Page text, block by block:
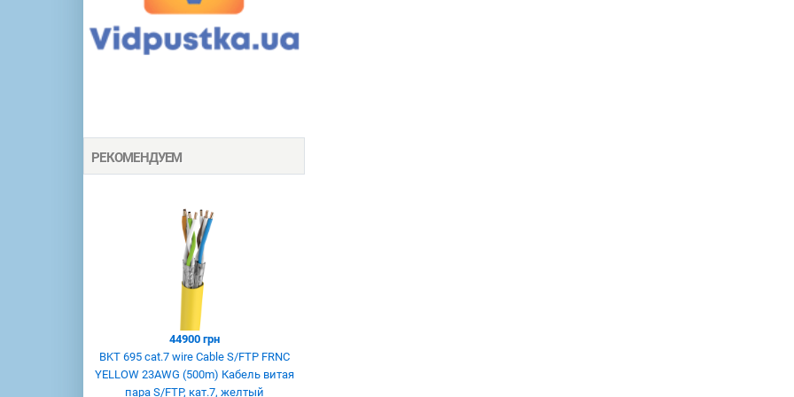
РЕКОМЕНДУЕМ
44900 грн
BKT 695 cat.7 wire Cable S/FTP FRNC
YELLOW 23AWG (500m) Кабель витая
пара S/FTP, кат.7, желтый